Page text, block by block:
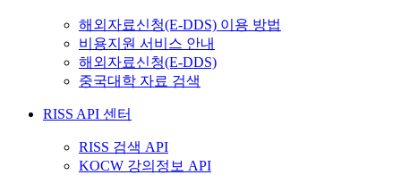
해외자료신청(E-DDS) 이용 방법
비용지원 서비스 안내
해외자료신청(E-DDS)
중국대학 자료 검색
RISS API 센터
RISS 검색 API
KOCW 강의정보 API